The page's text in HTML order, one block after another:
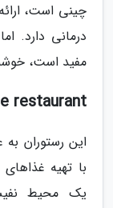
چینی است،
درمانی دارد.
مفید است،
restaurant
این رستوران
با تهیه
یک محیط